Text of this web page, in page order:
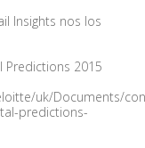
Insights nos los
Predictions 2015
uk/Documents/
predictions-